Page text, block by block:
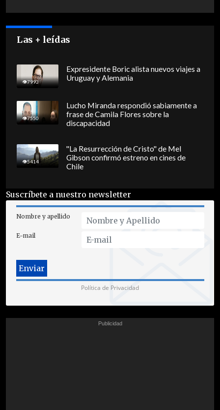
Las + leídas
7993
Expresidente Boric alista nuevos viajes a
Uruguay y Alemania
7550
Lucho Miranda respondió sabiamente a
frase de Camila Flores sobre la
discapacidad
5414
"La Resurrección de Cristo" de Mel
Gibson confirmó estreno en cines de
Chile
Suscríbete a nuestro newsletter
Nombre y apellido
E-mail
Política de Privacidad